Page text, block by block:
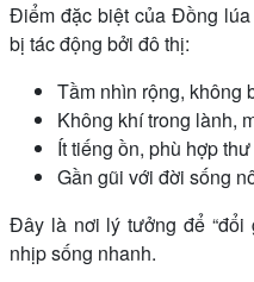
Điểm đặc biệt của Đồng
bị tác động bởi đô thị:
Tầm nhìn rộng, không
Không khí trong lành,
Ít tiếng ồn, phù hợp
Gần gũi với đời sống
Đây là nơi lý tưởng để “đổi
nhịp sống nhanh.